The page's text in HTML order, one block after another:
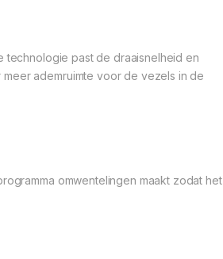
technologie past de draaisnelheid en
ademruimte voor de vezels in de
omwentelingen maakt zodat het